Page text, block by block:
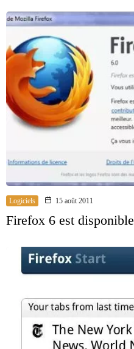
Logiciels 15 août 2011
Firefox 6 est disponible